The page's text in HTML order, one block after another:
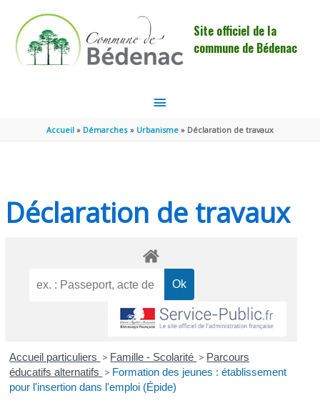
Site officiel de la
commune de Bédenac
MENU
PRINCIPAL
Accueil Démarches Urbanisme Déclaration de travaux
Déclaration de travaux
Accueil particuliers > Famille - Scolarité > Parcours
éducatifs alternatifs > Formation des jeunes : établissement
pour l'insertion dans l'emploi (Épide)